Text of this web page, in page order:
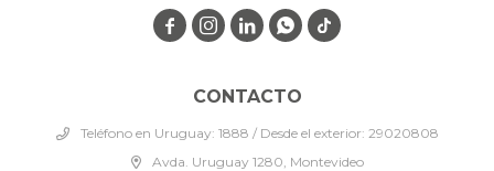
CONTACTO
Teléfono en Uruguay: 1888 / Desde el exterior: 29020808
Avda. Uruguay 1280, Montevideo
   